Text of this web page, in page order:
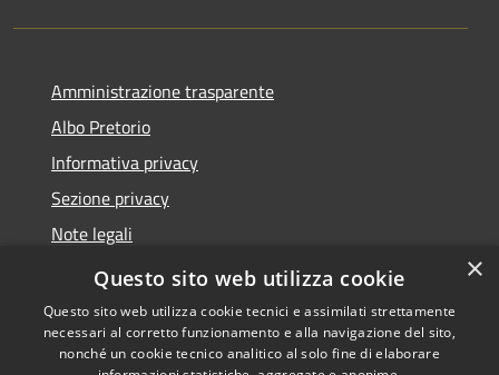
Amministrazione trasparente
Albo Pretorio
Informativa privacy
Sezione privacy
Note legali
Dichiarazione di accessibilità
×
Questo sito web utilizza cookie
Questo sito web utilizza cookie tecnici e assimilati strettamente
necessari al corretto funzionamento e alla navigazione del sito,
nonché un cookie tecnico analitico al solo fine di elaborare